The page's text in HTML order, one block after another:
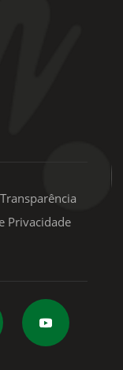
Transparência
Privacidade